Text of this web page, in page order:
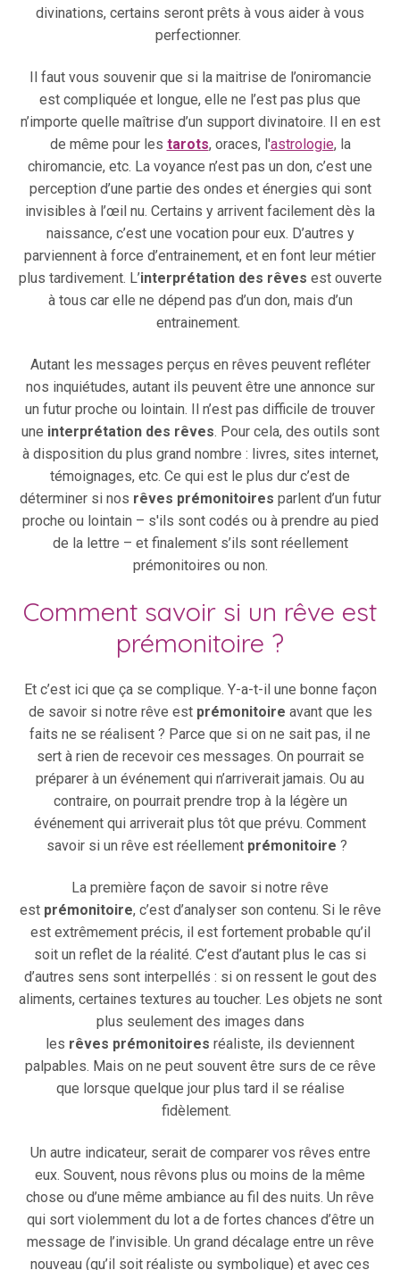
divinations, certains seront prêts à vous aider à vous
perfectionner.
Il faut vous souvenir que si la maitrise de l’oniromancie
est compliquée et longue, elle ne l’est pas plus que
n’importe quelle maîtrise d’un support divinatoire. Il en est
de même pour les tarots, oraces, l'astrologie, la
chiromancie, etc. La voyance n’est pas un don, c’est une
perception d’une partie des ondes et énergies qui sont
invisibles à l’œil nu. Certains y arrivent facilement dès la
naissance, c’est une vocation pour eux. D’autres y
parviennent à force d’entrainement, et en font leur métier
plus tardivement. L’interprétation des rêves est ouverte
à tous car elle ne dépend pas d’un don, mais d’un
entrainement.
Autant les messages perçus en rêves peuvent refléter
nos inquiétudes, autant ils peuvent être une annonce sur
un futur proche ou lointain. Il n’est pas difficile de trouver
une interprétation des rêves. Pour cela, des outils sont
à disposition du plus grand nombre : livres, sites internet,
témoignages, etc. Ce qui est le plus dur c’est de
déterminer si nos rêves prémonitoires parlent d’un futur
proche ou lointain – s'ils sont codés ou à prendre au pied
de la lettre – et finalement s’ils sont réellement
prémonitoires ou non.
Comment savoir si un rêve est
prémonitoire ?
Et c’est ici que ça se complique. Y-a-t-il une bonne façon
de savoir si notre rêve est prémonitoire avant que les
faits ne se réalisent ? Parce que si on ne sait pas, il ne
sert à rien de recevoir ces messages. On pourrait se
préparer à un événement qui n’arriverait jamais. Ou au
contraire, on pourrait prendre trop à la légère un
événement qui arriverait plus tôt que prévu. Comment
savoir si un rêve est réellement prémonitoire ?
La première façon de savoir si notre rêve
est prémonitoire, c’est d’analyser son contenu. Si le rêve
est extrêmement précis, il est fortement probable qu’il
soit un reflet de la réalité. C’est d’autant plus le cas si
d’autres sens sont interpellés : si on ressent le gout des
aliments, certaines textures au toucher. Les objets ne sont
plus seulement des images dans
les rêves prémonitoires réaliste, ils deviennent
palpables. Mais on ne peut souvent être surs de ce rêve
que lorsque quelque jour plus tard il se réalise
fidèlement.
Un autre indicateur, serait de comparer vos rêves entre
eux. Souvent, nous rêvons plus ou moins de la même
chose ou d’une même ambiance au fil des nuits. Un rêve
qui sort violemment du lot a de fortes chances d’être un
message de l’invisible. Un grand décalage entre un rêve
nouveau (qu’il soit réaliste ou symbolique) et avec ces